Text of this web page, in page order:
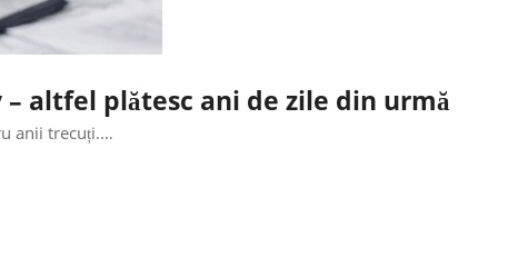
altfel plătesc ani de zile din urmă
anii trecuți.…